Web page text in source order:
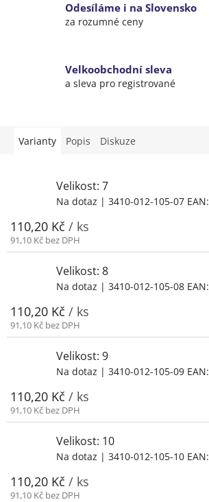
Odesíláme i na Slovensko
za rozumné ceny
Velkoobchodní sleva
a sleva pro registrované
Varianty Popis Diskuze
Velikost: 7
Na dotaz | 3410-012-105-07 EAN:
110,20 Kč / ks
91,10 Kč bez DPH
Velikost: 8
Na dotaz | 3410-012-105-08 EAN:
110,20 Kč / ks
91,10 Kč bez DPH
Velikost: 9
Na dotaz | 3410-012-105-09 EAN:
110,20 Kč / ks
91,10 Kč bez DPH
Velikost: 10
Na dotaz | 3410-012-105-10 EAN:
110,20 Kč / ks
91,10 Kč bez DPH